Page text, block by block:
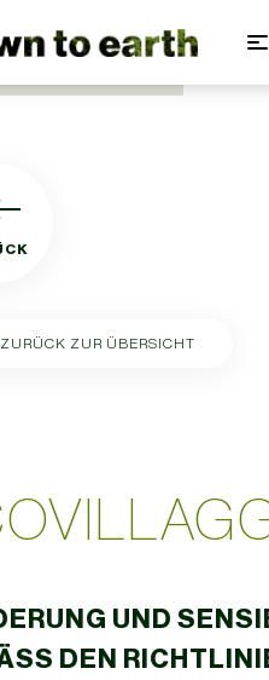
springen
ZURÜCK ZUR ÜBERSICHT
UND
DEN